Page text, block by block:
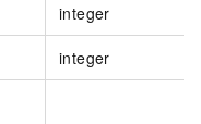
integer
integer